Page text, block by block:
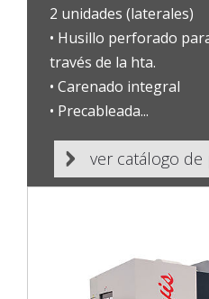
ver catálogo
2 unidades (laterales)
• Husillo perforado
través de la hta.
• Carenado integral
• Precableada...